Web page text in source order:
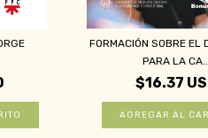
FORMACIÓN SOBRE EL
PARA LA CA...
$16.37